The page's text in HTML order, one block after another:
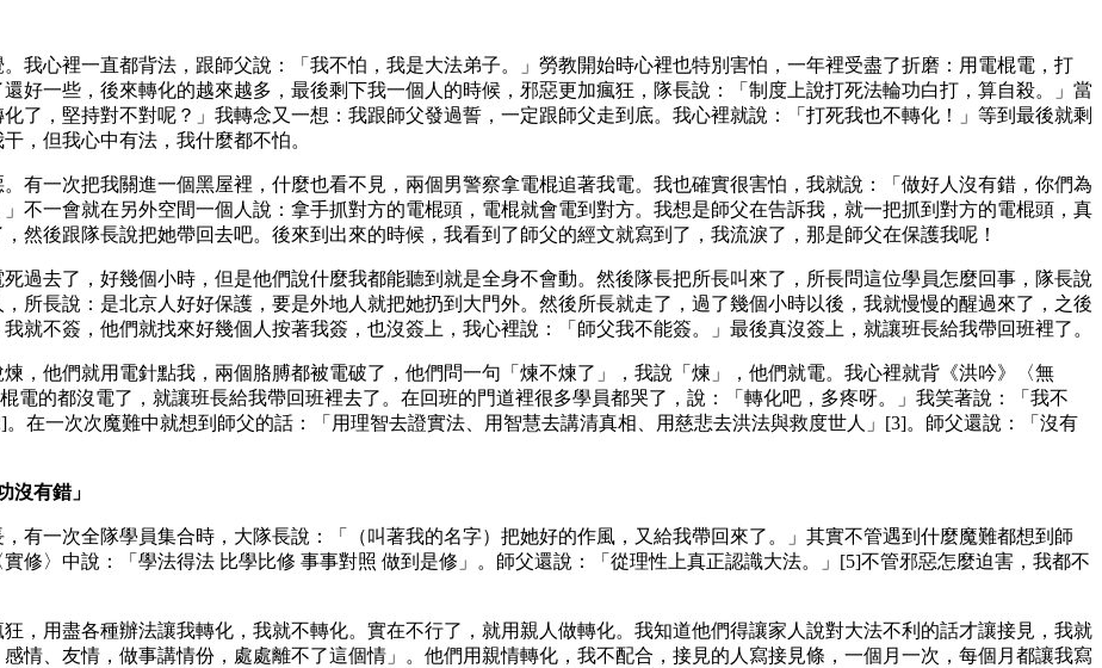
我心裡一直都背法，跟師父說：「我不怕，我是大法弟子。」勞教開始時心裡也特別害怕，一年裡受盡了折磨：用電棍電，打
好一些，後來轉化的越來越多，最後剩下我一個人的時候，邪惡更加瘋狂，隊長說：「制度上說打死法輪功白打，算自殺。」當
了，堅持對不對呢？」我轉念又一想：我跟師父發過誓，一定跟師父走到底。我心裡就說：「打死我也不轉化！」等到最後就剩
，但我心中有法，我什麼都不怕。
有一次把我關進一個黑屋裡，什麼也看不見，兩個男警察拿電棍追著我電。我也確實很害怕，我就說：「做好人沒有錯，你們為
不一會就在另外空間一個人說：拿手抓對方的電棍頭，電棍就會電到對方。我想是師父在告訴我，就一把抓到對方的電棍頭，真
然後跟隊長說把她帶回去吧。後來到出來的時候，我看到了師父的經文就寫到了，我流淚了，那是師父在保護我呢！
過去了，好幾個小時，但是他們說什麼我都能聽到就是全身不會動。然後隊長把所長叫來了，所長問這位學員怎麼回事，隊長說
所長說：是北京人好好保護，要是外地人就把她扔到大門外。然後所長就走了，過了幾個小時以後，我就慢慢的醒過來了，之後
就不簽，他們就找來好幾個人按著我簽，也沒簽上，我心裡說：「師父我不能簽。」最後真沒簽上，就讓班長給我帶回班裡了。
，他們就用電針點我，兩個胳膊都被電破了，他們問一句「煉不煉了」，我說「煉」，他們就電。我心裡就背《洪吟》〈無
電的都沒電了，就讓班長給我帶回班裡去了。在回班的門道裡很多學員都哭了，說：「轉化吧，多疼呀。」我笑著說：「我不
在一次次魔難中就想到師父的話：「用理智去證實法、用智慧去講清真相、用慈悲去洪法與救度世人」[3]。師父還說：「沒有
有錯」
有一次全隊學員集合時，大隊長說：「（叫著我的名字）把她好的作風，又給我帶回來了。」其實不管遇到什麼魔難都想到師
修〉中說：「學法得法 比學比修 事事對照 做到是修」。師父還說：「從理性上真正認識大法。」[5]不管邪惡怎麼迫害，我都不
，用盡各種辦法讓我轉化，我就不轉化。實在不行了，就用親人做轉化。我知道他們得讓家人說對大法不利的話才讓接見，我就
情、友情，做事講情份，處處離不了這個情」。他們用親情轉化，我不配合，接見的人寫接見條，一個月一次，每個月都讓我寫